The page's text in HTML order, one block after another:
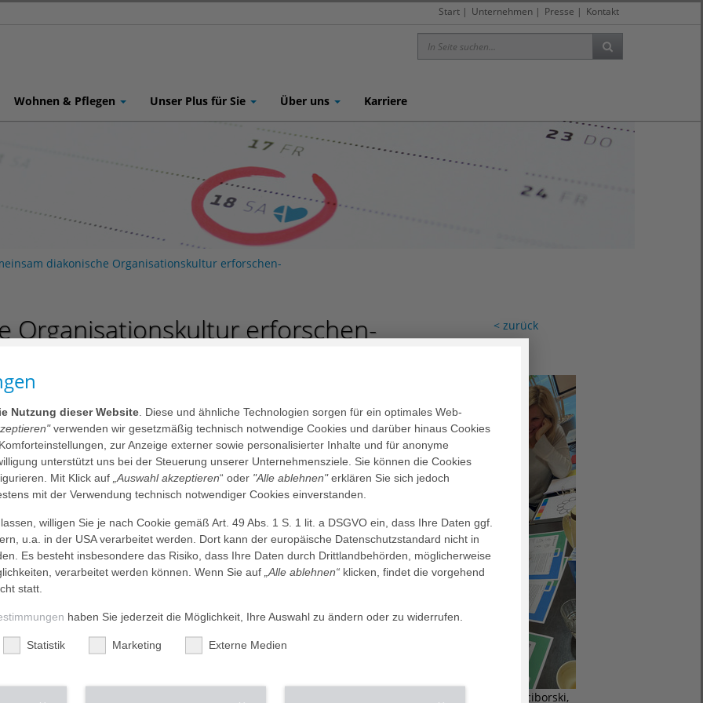
Start | Unternehmen | Presse | Kontakt
Wohnen & Pflegen Unser Plus für Sie Über uns Karriere
diakonische Organisationskultur erforschen-
< zurück
Organisationskultur erforschen-
Organisationskultur aus Sicht der
Bechtel, AGAPLESION Institut für Theologie –
Teams ein Kick-off veranstaltet.
mitteilen teilen mail drucken
ist ein von der Diakonie Schleswig-Holstein
und ausgearbeitet wurde das Projekt von Eva-Maria-
Anita Pungs-Niemeier, Diakonisches Werk Schleswig-
Praxis. Der Methodenkoffer soll dazu beitragen, sich
Organisationskultur ins Gespräch zu kommen.
zusammen mit Mitarbeiter:innen und
in den Austausch zu kommen.
der Bewohner:innen.
Umgang mit einer Kamera oder einem Handy zu
fotografisch festzuhalten.
Austausch mit anderen, um sich über sehenswerte
Bildunterschrift (v.l.n.r.): Cornelia Sciborski,
Nutzung dieser Website . Diese und ähnliche Technologien sorgen für ein optimales Web-
verwenden wir gesetzmäßig technisch notwendige Cookies und darüber hinaus Cookies
zur Anzeige externer sowie personalisierter Inhalte und für anonyme
unterstützt uns bei der Steuerung unserer Unternehmensziele. Sie können die Cookies
Mit Klick auf „Auswahl akzeptieren“ oder "Alle ablehnen"erklären Sie sich jedoch
mit der Verwendung technisch notwendiger Cookies einverstanden.
willigen Sie je nach Cookie gemäß Art. 49 Abs. 1 S. 1 lit. a DSGVO ein, dass Ihre Daten ggf.
u.a. in der USA verarbeitet werden. Dort kann der europäische Datenschutzstandard nicht in
Es besteht insbesondere das Risiko, dass Ihre Daten durch Drittlandbehörden, möglicherweise
verarbeitet werden können. Wenn Sie auf „Alle ablehnen“ klicken, findet die vorgehend
statt.
haben Sie jederzeit die Möglichkeit, Ihre Auswahl zu ändern oder zu widerrufen.
Statistik Marketing Externe Medien